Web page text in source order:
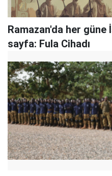
Ramazan'da her
sayfa: Fula Cihadı